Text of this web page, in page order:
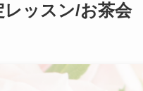
レッスン/お茶会